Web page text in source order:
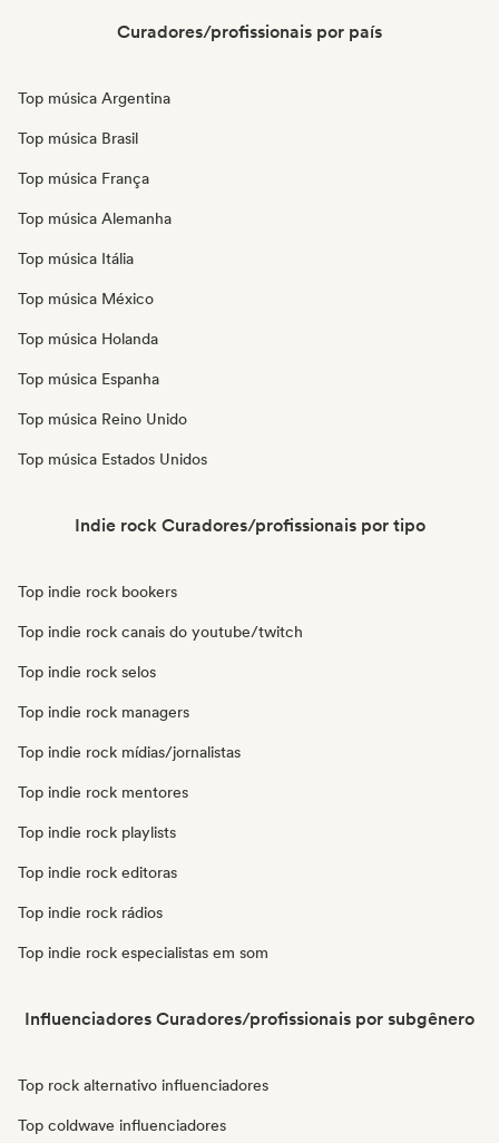
Curadores/profissionais por país
Top música Argentina
Top música Brasil
Top música França
Top música Alemanha
Top música Itália
Top música México
Top música Holanda
Top música Espanha
Top música Reino Unido
Top música Estados Unidos
Indie rock Curadores/profissionais por tipo
Top indie rock bookers
Top indie rock canais do youtube/twitch
Top indie rock selos
Top indie rock managers
Top indie rock mídias/jornalistas
Top indie rock mentores
Top indie rock playlists
Top indie rock editoras
Top indie rock rádios
Top indie rock especialistas em som
Influenciadores Curadores/profissionais por subgênero
Top rock alternativo influenciadores
Top coldwave influenciadores